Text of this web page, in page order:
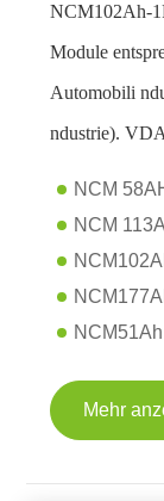
NCM102Ah-
Module
Automobili
ndustrie).
NCM
NCM
Mehr